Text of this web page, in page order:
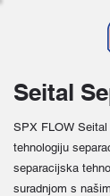
Seital
SPX FLOW
tehnologiju
separacijska
suradnjom s